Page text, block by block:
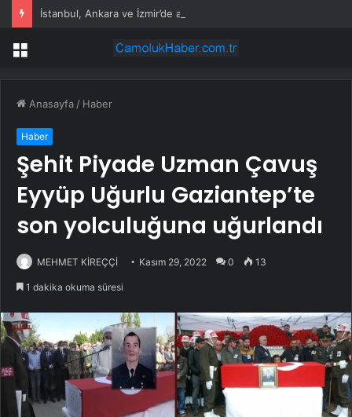
Menü
Anasayfa / Haber
Haber
Şehit Piyade Uzman Çavuş
Eyyüp Uğurlu Gaziantep’te
son yolculuğuna uğurlandı
MEHMET KİREÇÇİ Kasım 29, 2022 0 13
1 dakika okuma süresi